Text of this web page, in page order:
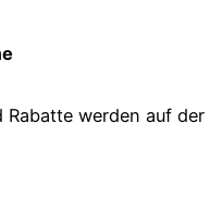
Rabatte werden auf der